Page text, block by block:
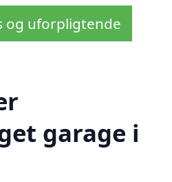
og uforpligtende
garage i